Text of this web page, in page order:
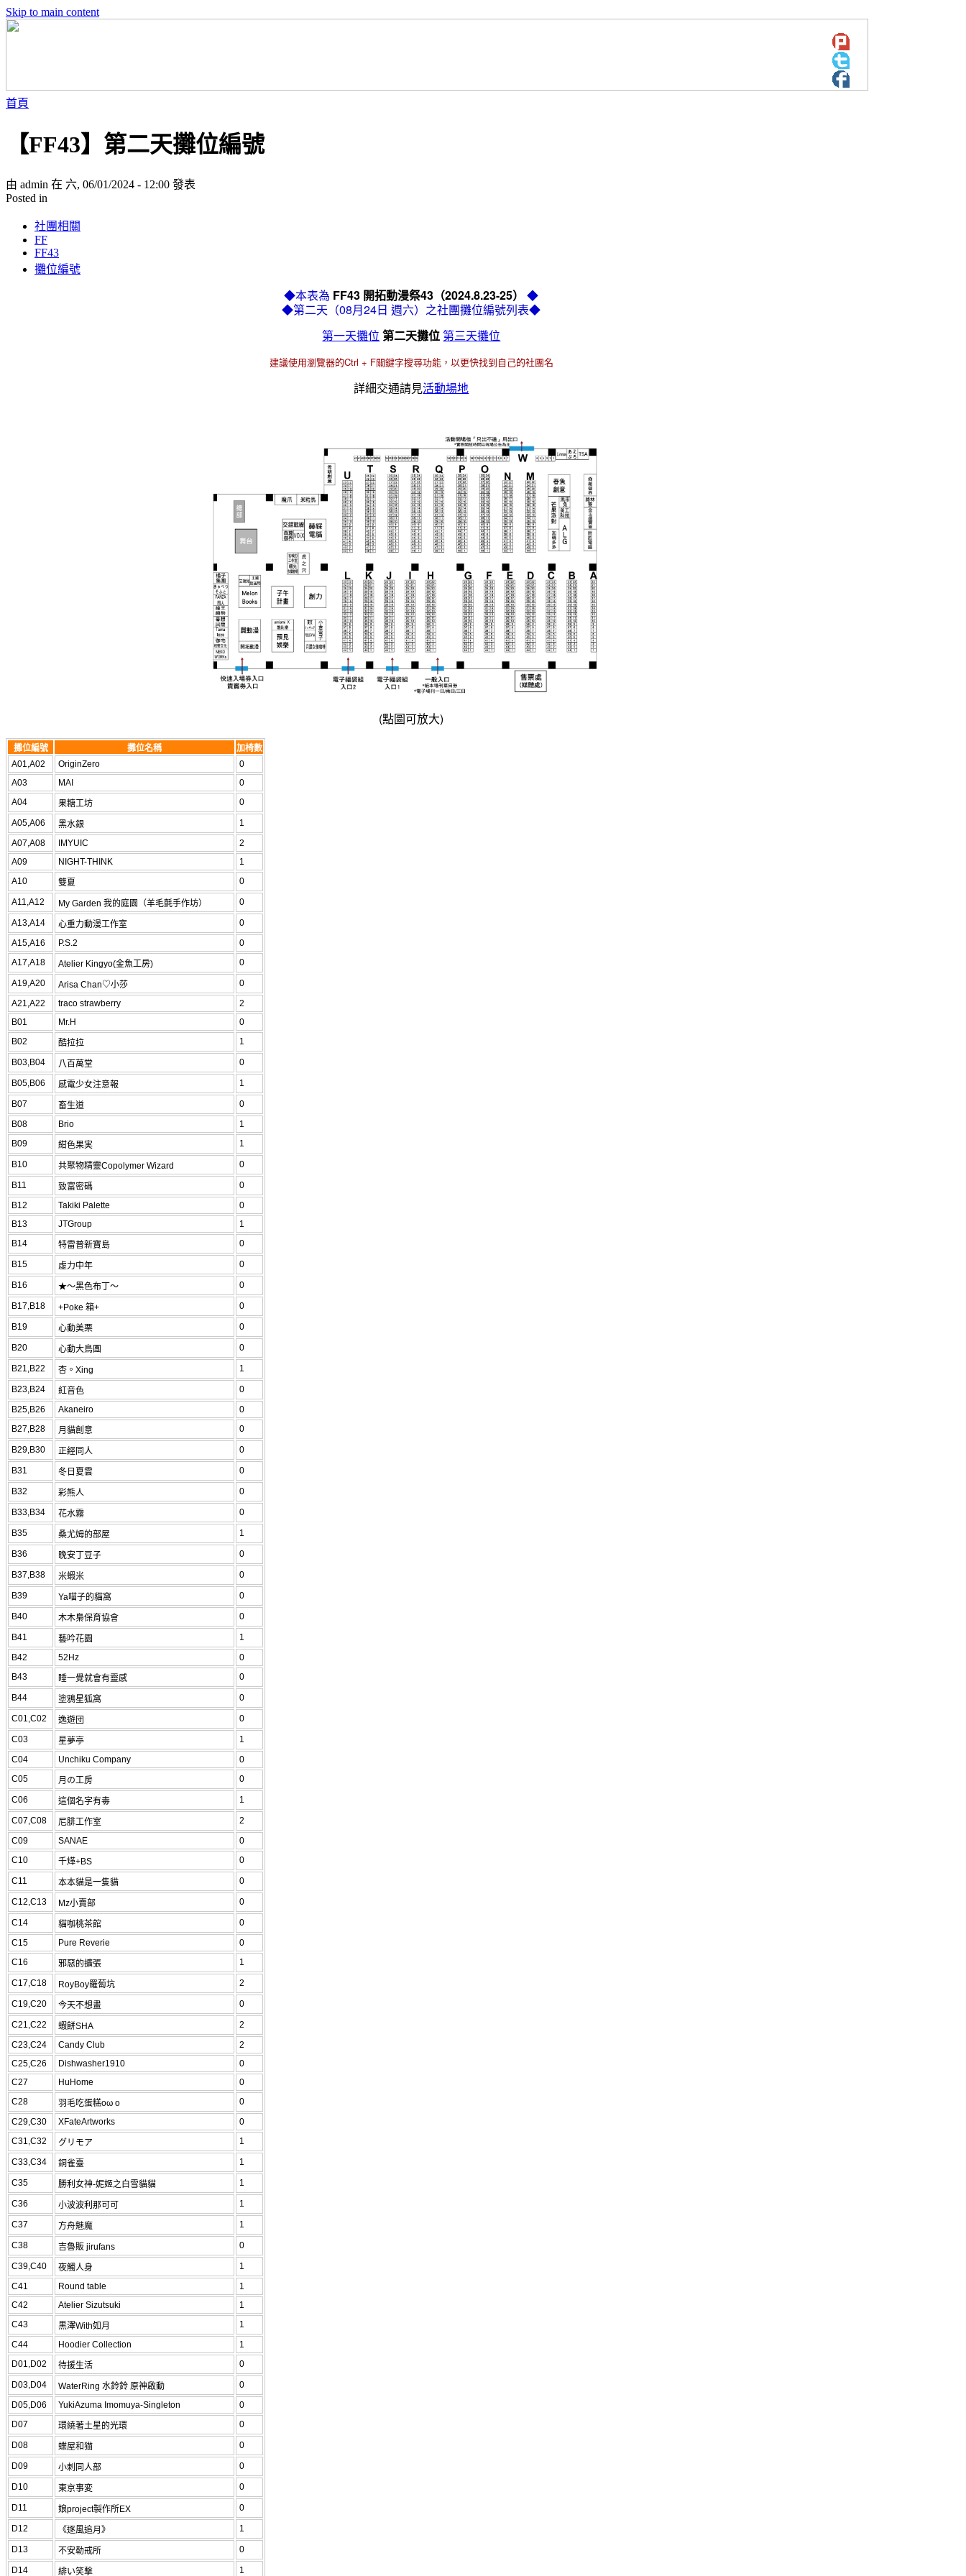
Skip to main content
首頁
【FF43】第二天攤位編號
由 admin 在 六, 06/01/2024 - 12:00 發表
Posted in
社團相關
FF
FF43
攤位編號
◆本表為 FF43 開拓動漫祭43（2024.8.23-25）
◆
◆第二天（08月24日 週六）之社團攤位編號列表◆
第一天攤位 第二天攤位第三天攤位
建議使用瀏覽器的Ctrl + F關鍵字搜尋功能，以更快找到自己的社團名
詳細交通請見活動場地
(點圖可放大)
攤位編號 攤位名稱
加椅數
A01,A02
OriginZero
0
A03
MAI
0
A04
果糖工坊 0
A05,A06 黑水銀
1
A07,A08
IMYUIC
2
A09
NIGHT-THINK
1
A10
雙夏 0
A11,A12 My Garden 我的庭園（羊毛氈手作坊） 0
A13,A14 心重力動漫工作室
0
A15,A16
P.S.2
0
A17,A18
Atelier Kingyo(金魚工房) 0
A19,A20 Arisa Chan♡小莎
0
A21,A22
traco strawberry
2
B01
Mr.H
0
B02
酷拉拉 1
B03,B04 八百萬堂 0
B05,B06 感電少女注意報 1
B07 畜生道
0
B08
Brio
1
B09
紺色果実 1
B10 共聚物精靈Copolymer Wizard 0
B11 致富密碼
0
B12
Takiki Palette
0
B13
JTGroup
1
B14
特雷普新寶島 0
B15 虛力中年 0
B16 ★～黑色布丁～ 0
B17,B18 +Poke 箱+ 0
B19 心動美栗 0
B20 心動大鳥團 0
B21,B22 杏。Xing 1
B23,B24 紅音色
0
B25,B26
Akaneiro
0
B27,B28
月貓創意 0
B29,B30 正經同人 0
B31 冬日夏雲 0
B32 彩熊人 0
B33,B34 花水霧 0
B35 桑尤姆的部屋 1
B36 晚安丁豆子 0
B37,B38 米蝦米 0
B39 Ya喵子的貓窩 0
B40 木木梟保育協會 0
B41 藝吟花園
1
B42
52Hz
0
B43
睡一覺就會有靈感 0
B44 塗鴉星狐窩 0
C01,C02 逸遊団 0
C03 星夢亭
1
C04
Unchiku Company
0
C05
月の工房 0
C06 這個名字有毒 1
C07,C08 尼腓工作室
2
C09
SANAE
0
C10
千煂+BS 0
C11 本本貓是一隻貓 0
C12,C13 Mz小賣部 0
C14 貓咖桃茶館
0
C15
Pure Reverie
0
C16
邪惡的擴張 1
C17,C18 RoyBoy羅蔔坑 2
C19,C20 今天不想畫 0
C21,C22 蝦餅SHA
2
C23,C24
Candy Club
2
C25,C26
Dishwasher1910
0
C27
HuHome
0
C28
羽毛吃蛋糕oω o
0
C29,C30
XFateArtworks
0
C31,C32
グリモア 1
C33,C34 銅雀臺 1
C35 勝利女神-妮姬之白雪貓貓 1
C36 小波波利那可可 1
C37 方舟魅魔 1
C38 吉魯販 jirufans 0
C39,C40 夜觸人身
1
C41
Round table
1
C42
Atelier Sizutsuki
1
C43
黒澤With如月
1
C44
Hoodier Collection
1
D01,D02
待援生活 0
D03,D04 WaterRing 水鈴鈴 原神啟動
0
D05,D06
YukiAzuma Imomuya-Singleton
0
D07
環繞著土星的光環 0
D08 蝶屋和猫 0
D09 小刺同人部 0
D10 東京事変 0
D11 娘project製作所EX 0
D12 《逐風追月》 1
D13 不安勒戒所 0
D14 緋い笑撃 1